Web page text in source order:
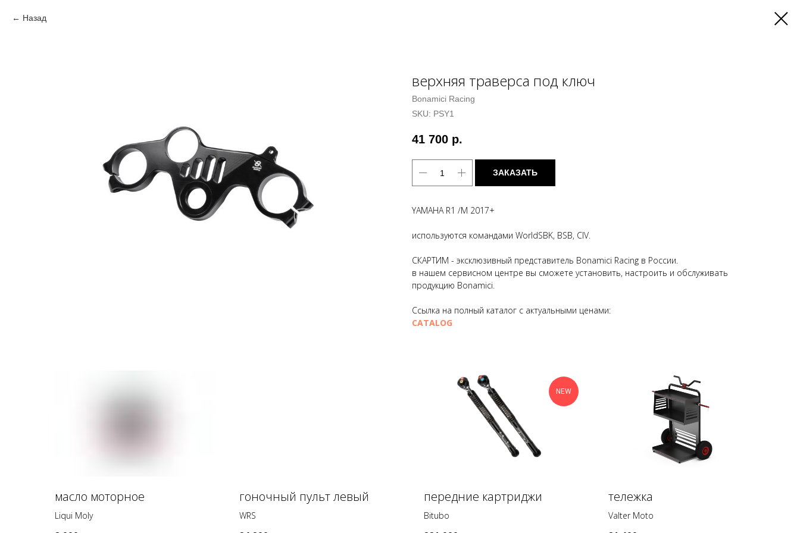
Назад
верхняя траверса под ключ
Bonamici Racing
SKU: PSY1
41 700 р.
ЗАКАЗАТЬ
YAMAHA R1 /M 2017+
используются командами WorldSBK, BSB, CIV.
СКАРТИМ - эксклюзивный представитель Bonamici Racing в России.
в нашем сервисном центре вы сможете установить, настроить и обслуживать
продукцию Bonamici.
Ссылка на полный каталог с актуальными ценами:
CATALOG
масло моторное
Liqui Moly
гоночный пульт левый
WRS
NEW
передние картриджи
Bitubo
тележка
Valter Moto